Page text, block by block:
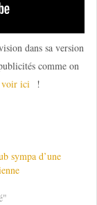
dans sa version
comme on
ici !
sympa d’une